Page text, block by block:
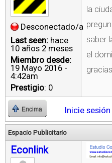
Desconectado/a
Last seen: hace
10 años 2 meses
Miembro desde:
19 Mayo 2016 -
4:42am
Prestigio: 0
la
saber
el
gracias
Encima Inicie sesión
Espacio Publicitario
Econlink